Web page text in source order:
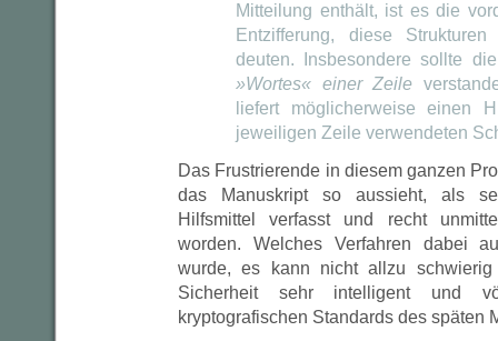
Mitteilung enthält, ist es die
Entzifferung, diese
deuten. Insbesondere sollte
»Wortes« einer Zeile
liefert möglicherweise einen
jeweiligen Zeile verwendeten
Das Frustrierende in diesem ganzen
das Manuskript so aussieht, als
Hilfsmittel verfasst und recht
worden. Welches Verfahren dabei
wurde, es kann nicht allzu
Sicherheit sehr intelligent und
kryptografischen Standards des späten